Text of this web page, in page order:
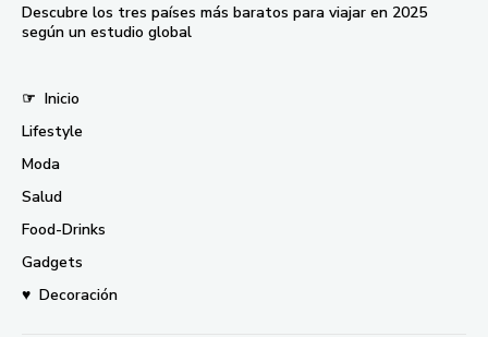
Descubre los tres países más baratos para viajar en 2025
según un estudio global
☞ Inicio
Lifestyle
Moda
Salud
Food-Drinks
Gadgets
♥ Decoración